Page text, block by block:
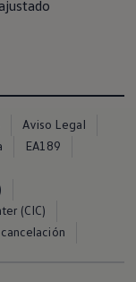
ID.
recorrer?
Coche Eléctrico en
Aviso Legal
EA189
(CIC)